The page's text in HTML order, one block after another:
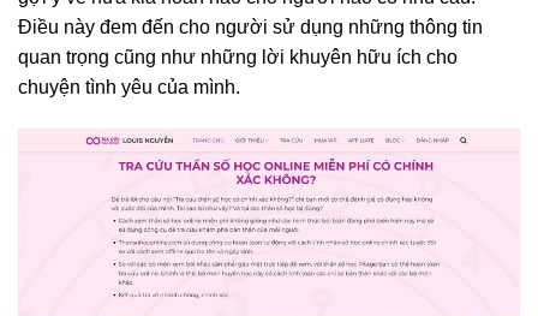
Điều này đem đến cho người sử dụng những thông tin
quan trọng cũng như những lời khuyên hữu ích cho
chuyện tình yêu của mình.